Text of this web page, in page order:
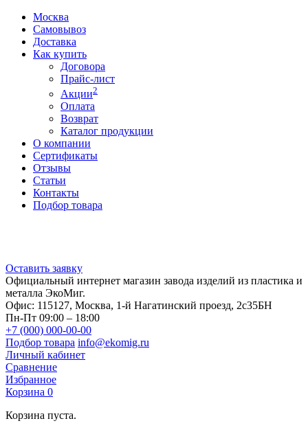
Москва
Самовывоз
Доставка
Как купить
Договора
Прайс-лист
Акции2
Оплата
Возврат
Каталог продукции
О компании
Сертификаты
Отзывы
Статьи
Контакты
Подбор товара
Оставить заявку
Официальный интернет магазин завода изделий из пластика и
металла ЭкоМиг.
Офис: 115127, Москва, 1-й Нагатинский проезд, 2с35БН
Пн-Пт 09:00 – 18:00
+7 (000) 000-00-00
Подбор товара info@ekomig.ru
Личный кабинет
Сравнение
Избранное
Корзина 0
Корзина пуста.